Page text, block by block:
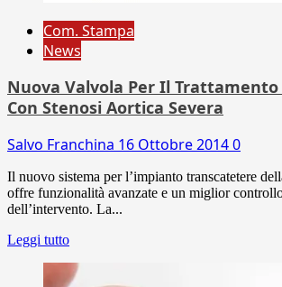
Com. Stampa
News
Nuova Valvola Per Il Trattamento
Con Stenosi Aortica Severa
Salvo Franchina 16 Ottobre 20140
Il nuovo sistema per l’impianto transcatetere
offre funzionalità avanzate e un miglior
dell’intervento. La...
Leggi tutto